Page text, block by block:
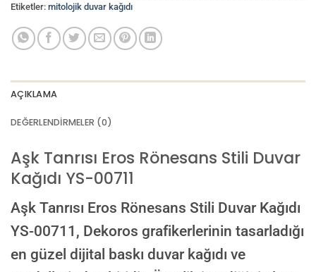
baskı kalitesine yükseltip
üretim yaparız.
GÖRSEL LINKI
E-posta ile de gönderebilirsiniz:
Etiketler: mitolojik duvar kağıdı
AÇIKLAMA
DEĞERLENDIRMELER (0)
Aşk Tanrısı Eros Rönesans Stili Duvar
Kağıdı YS-00711
Aşk Tanrısı Eros Rönesans Stili Duvar Kağıdı
YS-00711, Dekoros grafikerlerinin tasarladığı
en güzel dijital baskı duvar kağıdı ve